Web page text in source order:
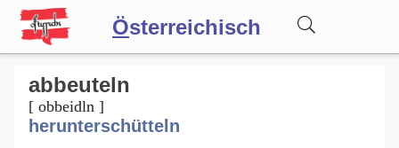
Österreichisch
Wörterbuch
Forum
abbeuteln
[ obbeidln ]
herunterschütteln